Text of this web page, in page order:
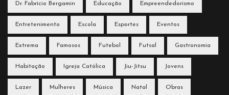
Dr. Fabrício Bergamin Educação Empreendedorismo
Entretenimento Escola Esportes Eventos
Extrema Famosos Futebol Futsal Gastronomia
Habitação Igreja Católica Jiu-Jitsu Jovens
Lazer Mulheres Música Natal Obras